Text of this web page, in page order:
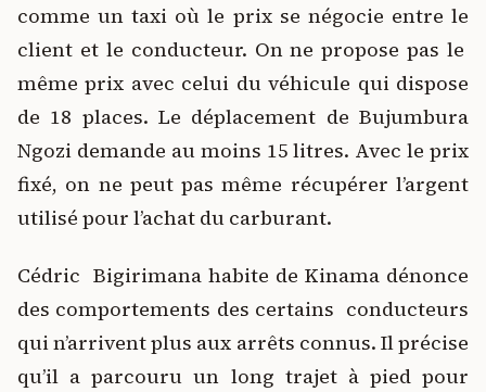
comme un taxi où le prix se négocie entre le
client et le conducteur. On ne propose pas le
même prix avec celui du véhicule qui dispose
de 18 places. Le déplacement de Bujumbura
Ngozi demande au moins 15 litres. Avec le prix
fixé, on ne peut pas même récupérer l’argent
utilisé pour l’achat du carburant.
Cédric Bigirimana habite de Kinama dénonce
des comportements des certains conducteurs
qui n’arrivent plus aux arrêts connus. Il précise
qu’il a parcouru un long trajet à pied pour